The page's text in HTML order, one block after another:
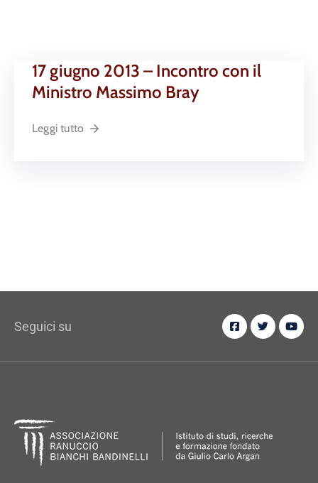
17 giugno 2013 – Incontro con il
Ministro Massimo Bray
Leggi tutto
Seguici su